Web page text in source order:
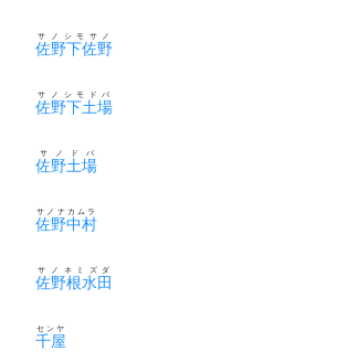
佐野下佐野
サノシモサノ
佐野下土場
サノシモドバ
佐野土場
サノドバ
佐野中村
サノナカムラ
佐野根水田
サノネミズダ
千屋
センヤ